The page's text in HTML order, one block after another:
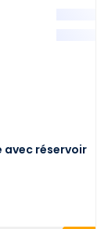
avec réservoir